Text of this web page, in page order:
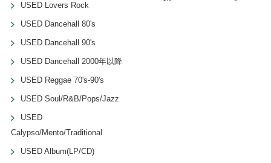
USED Lovers Rock
USED Dancehall 80's
USED Dancehall 90's
USED Dancehall 2000年以降
USED Reggae 70's-90's
USED Soul/R&B/Pops/Jazz
USED
Calypso/Mento/Traditional
USED Album(LP/CD)